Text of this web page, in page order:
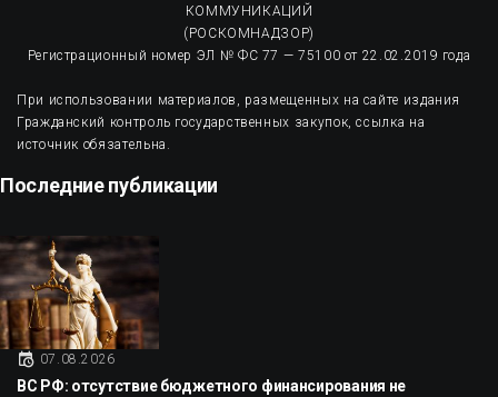
КОММУНИКАЦИЙ
(РОСКОМНАДЗОР)
Регистрационный номер ЭЛ № ФС 77 — 75100 от 22.02.2019 года
При использовании материалов, размещенных на сайте издания
Гражданский контроль государственных закупок, ссылка на
источник обязательна.
Последние публикации
07.08.2026
ВС РФ: отсутствие бюджетного финансирования не